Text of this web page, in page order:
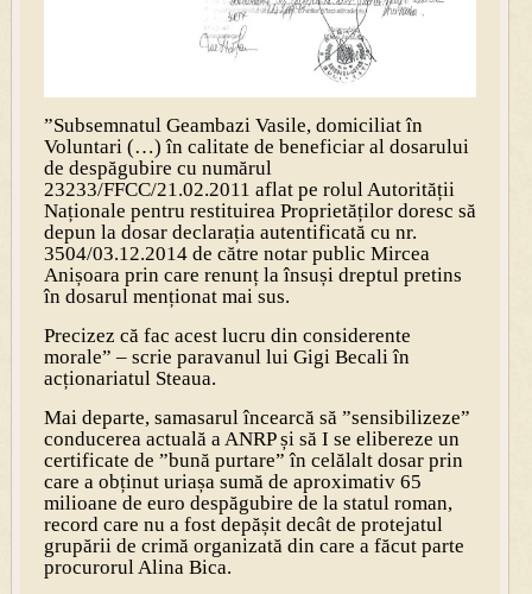
”Subsemnatul Geambazi Vasile, domiciliat în
Voluntari (…) în calitate de beneficiar al dosarului
de despăgubire cu numărul
23233/FFCC/21.02.2011 aflat pe rolul Autorității
Naționale pentru restituirea Proprietăților doresc să
depun la dosar declarația autentificată cu nr.
3504/03.12.2014 de către notar public Mircea
Anișoara prin care renunț la însuși dreptul pretins
în dosarul menționat mai sus.
Precizez că fac acest lucru din considerente
morale” – scrie paravanul lui Gigi Becali în
acționariatul Steaua.
Mai departe, samasarul încearcă să ”sensibilizeze”
conducerea actuală a ANRP și să I se elibereze un
certificate de ”bună purtare” în celălalt dosar prin
care a obținut uriașa sumă de aproximativ 65
milioane de euro despăgubire de la statul roman,
record care nu a fost depășit decât de protejatul
grupării de crimă organizată din care a făcut parte
procurorul Alina Bica.